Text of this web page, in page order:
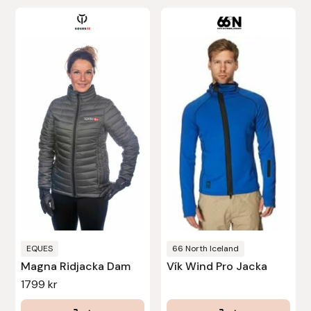
EQUES
Magna Ridjacka Dam
1799kr
produkten
varianter.
olika
alternativen
kan
väljas
produktsidan
66 North Iceland
Vík Wind Pro Jacka